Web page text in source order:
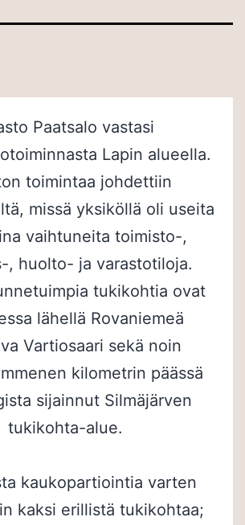
Paatsalo vastasi
Lapin alueella.
toimintaa johdettiin
missä yksiköllä oli useita
vaihtuneita toimisto-,
, huolto- ja varastotiloja.
tukikohtia ovat
lähellä Rovaniemeä
Vartiosaari sekä noin
kilometrin päässä
sijainnut Silmäjärven
tukikohta-alue.
kaukopartiointia varten
kaksi erillistä tukikohtaa;